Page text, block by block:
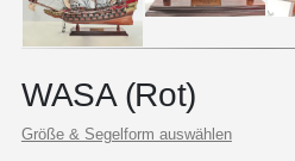
WASA (Rot)
Größe & Segelform auswählen